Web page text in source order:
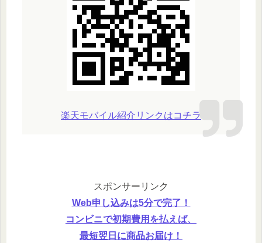
楽天モバイル紹介リンクはコチラ
スポンサーリンク
Web申し込みは5分で完了！
コンビニで初期費用を払えば、
最短翌日に商品お届け！